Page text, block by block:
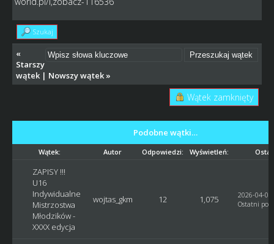
Szukaj
«
Starszy
wątek| Nowszy wątek»
Wątek zamknięty
Podobne wątki…
Wątek: Autor Odpowiedzi: Wyświetleń:
ZAPISY !!!
U16
Indywidualne
Mistrzostwa
Młodzików -
XXXX edycja
wojtas_gkm 12 1,075
2026-04-
Ostatni post